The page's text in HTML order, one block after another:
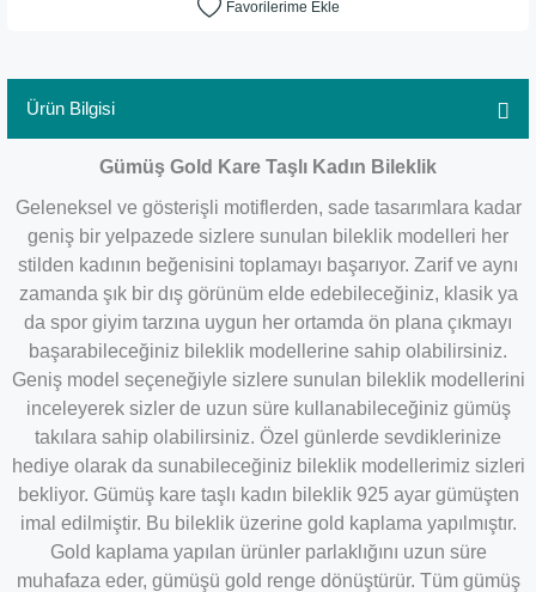
Ürün Bilgisi
Gümüş Gold Kare Taşlı Kadın Bileklik
Geleneksel ve gösterişli motiflerden, sade tasarımlara kadar
geniş bir yelpazede sizlere sunulan bileklik modelleri her
stilden kadının beğenisini toplamayı başarıyor. Zarif ve aynı
zamanda şık bir dış görünüm elde edebileceğiniz, klasik ya
da spor giyim tarzına uygun her ortamda ön plana çıkmayı
başarabileceğiniz bileklik modellerine sahip olabilirsiniz.
Geniş model seçeneğiyle sizlere sunulan bileklik modellerini
inceleyerek sizler de uzun süre kullanabileceğiniz gümüş
takılara sahip olabilirsiniz. Özel günlerde sevdiklerinize
hediye olarak da sunabileceğiniz bileklik modellerimiz sizleri
bekliyor. Gümüş kare taşlı kadın bileklik 925 ayar gümüşten
imal edilmiştir. Bu bileklik üzerine gold kaplama yapılmıştır.
Gold kaplama yapılan ürünler parlaklığını uzun süre
muhafaza eder, gümüşü gold renge dönüştürür. Tüm gümüş